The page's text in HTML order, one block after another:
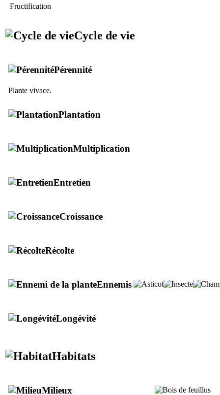
Fructification
Cycle de vie
Pérennité
Plante vivace.
Plantation
Multiplication
Entretien
Croissance
Récolte
Ennemis
Longévité
Habitats
Milieux